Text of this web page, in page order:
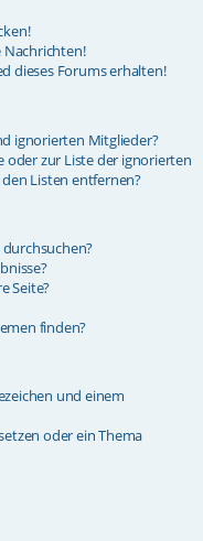
dieses Forums erhalten!
ignorierten Mitglieder?
oder zur Liste der ignorierten
Listen entfernen?
Seite?
finden?
und einem
oder ein Thema